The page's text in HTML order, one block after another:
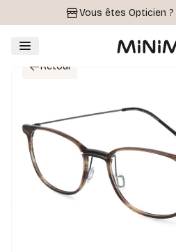
Vous êtes Opticien ?
Retour